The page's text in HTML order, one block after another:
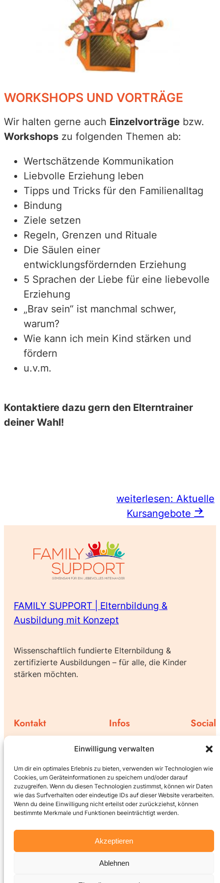
Einwilligung verwalten
Um dir ein optimales Erlebnis zu bieten, verwenden wir Technologien wie
Cookies, um Geräteinformationen zu speichern und/oder darauf
zuzugreifen. Wenn du diesen Technologien zustimmst, können wir Daten
wie das Surfverhalten oder eindeutige IDs auf dieser Website verarbeiten.
Wenn du deine Einwilligung nicht erteilst oder zurückziehst, können
bestimmte Merkmale und Funktionen beeinträchtigt werden.
Akzeptieren
Ablehnen
WORKSHOPS UND VORTRÄGE
Wir halten gerne auch Einzelvorträge bzw.
Workshops zu folgenden Themen ab:
Wertschätzende Kommunikation
Liebvolle Erziehung leben
Tipps und Tricks für den Familienalltag
Bindung
Ziele setzen
Regeln, Grenzen und Rituale
Die Säulen einer
entwicklungsfördernden Erziehung
5 Sprachen der Liebe für eine liebevolle
Erziehung
„Brav sein“ ist manchmal schwer,
warum?
Wie kann ich mein Kind stärken und
fördern
u.v.m.
Kontaktiere dazu gern den Elterntrainer
deiner Wahl!
weiterlesen: Aktuelle
Kursangebote
FAMILY SUPPORT | Elternbildung &
Ausbildung mit Konzept
Wissenschaftlich fundierte Elternbildung &
zertifizierte Ausbildungen – für alle, die Kinder
stärken möchten.
Kontakt
6170 Zirl
verein.fs@gmail.com
Infos
Impressum
Datenschutz
Cookie-Richtlinie
Social
Family Support bei Youtube
Gestaltet / programmiert